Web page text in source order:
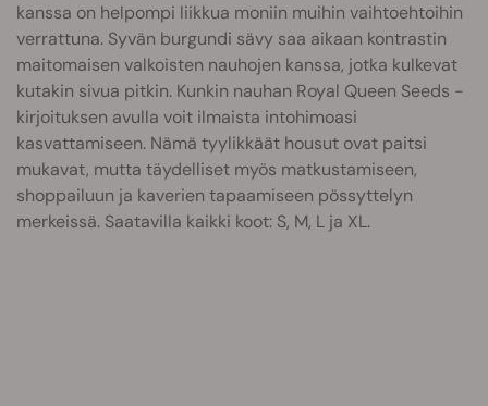
kanssa on helpompi liikkua moniin muihin vaihtoehtoihin
verrattuna. Syvän burgundi sävy saa aikaan kontrastin
maitomaisen valkoisten nauhojen kanssa, jotka kulkevat
kutakin sivua pitkin. Kunkin nauhan Royal Queen Seeds -
kirjoituksen avulla voit ilmaista intohimoasi
kasvattamiseen. Nämä tyylikkäät housut ovat paitsi
mukavat, mutta täydelliset myös matkustamiseen,
shoppailuun ja kaverien tapaamiseen pössyttelyn
merkeissä. Saatavilla kaikki koot: S, M, L ja XL.